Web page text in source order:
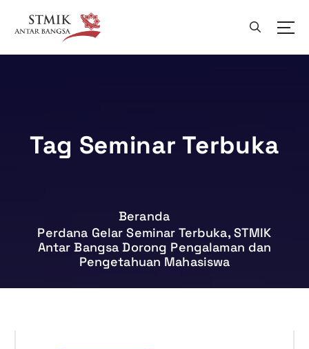
a
Tag Seminar Terbuka
Beranda
Perdana Gelar Seminar Terbuka, STMIK
Antar Bangsa Dorong Pengalaman dan
Pengetahuan Mahasiswa